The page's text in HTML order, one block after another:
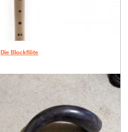
Die Blockflöte